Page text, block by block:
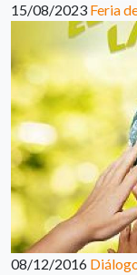
15/08/2023 Feria
08/12/2016